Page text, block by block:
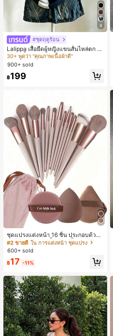
9
#ชุดฤดูร้อน
Lalippa เสื้อยืดผู้หญิงแขนสั้นไหล่ตก ค
อวีปกเสื้อ ลายพิมพ์ดิจิทัลลายทาง สไตล์
สปอร์ตแฟชั่นมินิมอล ของขวัญสำหรับเ
พื่อน
#1 ขายดี ใน หลากสี เสื้อยืดผู้หญิง
30+ พูดว่า "คุณภาพเนื้อผ้าดี"
#1 ขายดี ใน หลากสี เสื้อยืดผู้หญิง
30+ พูดว่า "คุณภาพเนื้อผ้าดี"
#1 ขายดี ใน หลากสี เสื้อยืดผู้หญิง
30+ พูดว่า "คุณภาพเนื้อผ้าดี"
#1 ขายดี ใน หลากสี เสื้อยืดผู้หญิง
30+ พูดว่า "คุณภาพเนื้อผ้าดี"
900+ sold
฿199
ชุดแปรงแต่งหน้า 16 ชิ้น ประกอบด้วยแ
ปรงแต่งหน้า 13 ชิ้น, ฟองน้ำแต่งหน้ารู
ปหยดน้ำ 1 ชิ้น, แปรงแป้งรองพื้นกลม 1
ชิ้น และฟองน้ำแต่งหน้ารูปสามเหลี่ยม
1 ชิ้น - ชุดคลาสสิก ทำจากขนสังเคราะ
ห์นุ่มและเป็นมิตรต่อผิว เหมาะสำหรับผู้
หญิงและเด็กผู้หญิง เหมาะสำหรับฤดูใบ
ไม้ร่วงและฤดูหนาว
#2 ขายดี ใน การแต่งหน้า ชุดแปรง
600+ sold
฿17 -11%